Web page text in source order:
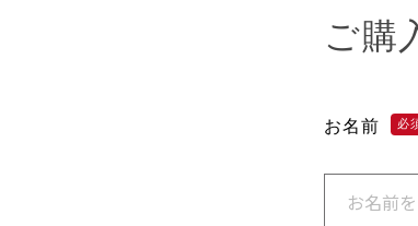
ご購
お名前 必